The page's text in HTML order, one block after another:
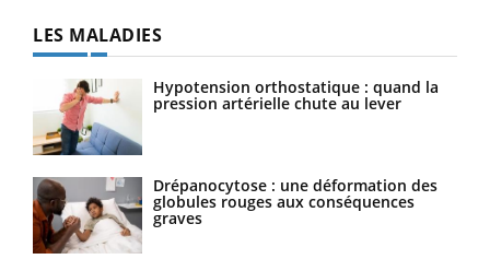
LES MALADIES
Hypotension orthostatique : quand la
pression artérielle chute au lever
Drépanocytose : une déformation des
globules rouges aux conséquences
graves